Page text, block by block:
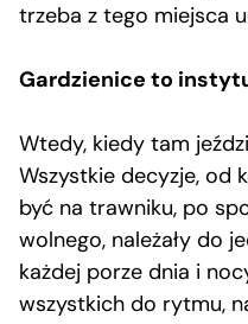
trzeba z tego miejsca
Gardzienice to
Wtedy, kiedy tam
Wszystkie decyzje, od
być na trawniku, po
wolnego, należały do
każdej porze dnia i
wszystkich do rytmu,